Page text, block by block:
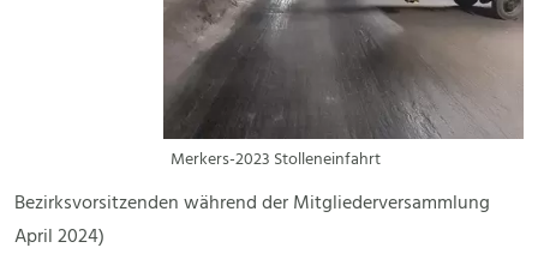
Merkers-2023 Stolleneinfahrt
Bezirksvorsitzenden während der Mitgliederversammlung
April 2024)